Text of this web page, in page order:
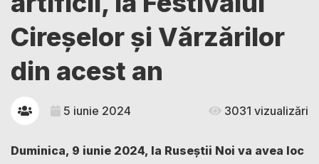
Cireșelor și Vărzărilor
din acest an
5 iunie 2024 3031 vizualizări
Duminica, 9 iunie 2024, la Ruseștii Noi va avea loc